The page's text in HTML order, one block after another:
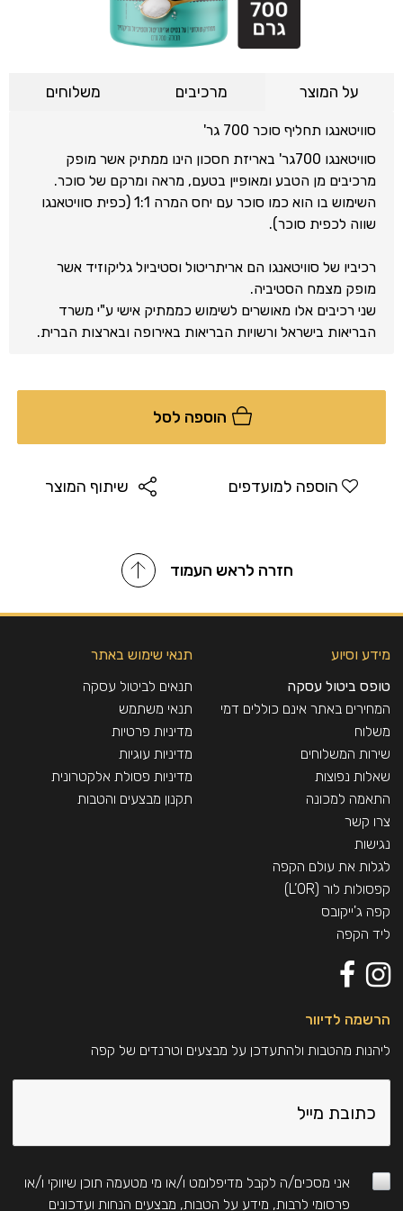
על המוצר מרכיבים משלוחים
סוויטאנגו תחליף סוכר 700 גר'
סוויטאנגו 700גר' באריזת חסכון הינו ממתיק אשר מופק
מרכיבים מן הטבע ומאופיין בטעם, מראה ומרקם של סוכר.
השימוש בו הוא כמו סוכר עם יחס המרה 1:1 (כפית סוויטאנגו
שווה לכפית סוכר).
רכיביו של סוויטאנגו הם אריתריטול וסטיביול גליקוזיד אשר
מופק מצמח הסטיביה.
שני רכיבים אלו מאושרים לשימוש כממתיק אישי ע"י משרד
הבריאות בישראל ורשויות הבריאות באירופה ובארצות הברית.
אריתריטול – במצבו הטבעי, האריתריטול נמצא במספר פירות
כגון אגס, מלון וענבים ובמזונות שעברו תסיסה כגון גבינות ויין.
בסופו של דבר מהגוף ללא כל השפעה על רמת הסוכר בדם או
סטיביול גליקוזיד – סטיביול גליקוזיד הוא אחד ממרכיביו של
צמח הסטייה המאופיין בטעמו המתוק. הסטיביה נחשב
כממתיק איכותי ביותר להמתקת מזון ומשקאות. הוא אינו מכיל
הסטיביול גליקוזיד עם האריתריטול מספק ממתיק איכותי בעל
טעם, מרקם ומראה של סוכר.
משקל נקי בגרם :
מק״ט:2579606
יצרן: דךר לחיות ד.י. בע"מ, דרך ימי 14, מישור אדומים
הוספה למועדפים שיתוף המוצר
חזרה לראש העמוד
מידע וסיוע
טופס ביטול עסקה
המחירים באתר אינם כוללים דמי
משלוח
שירות המשלוחים
שאלות נפוצות
התאמה למכונה
צרו קשר
נגישות
לגלות את עולם הקפה
קפסולות לור (L’OR)
קפה ג'ייקובס
ליד הקפה
תנאי שימוש באתר
תנאים לביטול עסקה
תנאי משתמש
מדיניות פרטיות
מדיניות עוגיות
מדיניות פסולת אלקטרונית
תקנון מבצעים והטבות
הרשמה לדיוור
ליהנות מהטבות ולהתעדכן על מבצעים וטרנדים של קפה
אני מסכים/ה לקבל מדיפלומט ו/או מי מטעמה תוכן שיווקי ו/או
פרסומי לרבות, מידע על הטבות, מבצעים הנחות ועדכונים